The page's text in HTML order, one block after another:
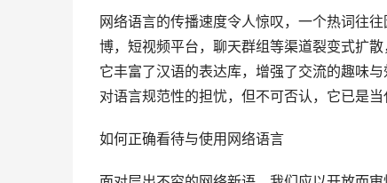
网络语言的传播速度令人惊叹，一个热词往
博，短视频平台，聊天群组等渠道裂变式扩
它丰富了汉语的表达库，增强了交流的趣味
对语言规范性的担忧，但不可否认，它已是当
如何正确看待与使用网络语言